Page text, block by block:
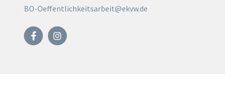
BO-Oeffentlichkeitsarbeit@ekvw.de